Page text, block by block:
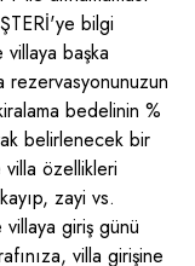
bilgi
başka
rezervasyonunuzun
bedelinin %
belirlenecek bir
villa özellikleri
zayi vs.
giriş günü
villa girişine